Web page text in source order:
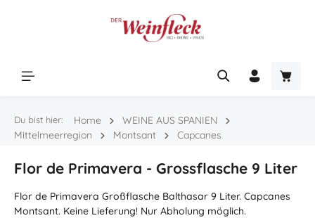
Du bist hier: Home
WEINE AUS SPANIEN
Mittelmeerregion
Montsant Capcanes
Flor de Primavera - Grossflasche 9 Liter
Flor de Primavera Großflasche Balthasar 9 Liter. Capcanes
Montsant. Keine Lieferung! Nur Abholung möglich.